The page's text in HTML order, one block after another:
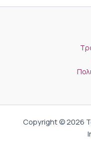
Copyright © 2026